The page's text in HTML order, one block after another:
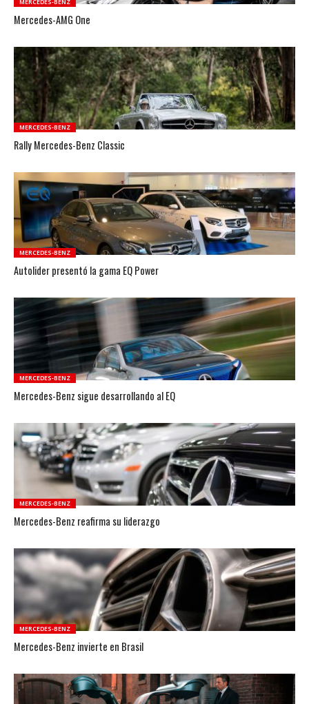
MERCEDES-BENZ
Mercedes-AMG One
MERCEDES-BENZ
Rally Mercedes-Benz Classic
MERCEDES-BENZ
Autolider presentó la gama EQ Power
MERCEDES-BENZ
Mercedes-Benz sigue desarrollando al EQ
MERCEDES-BENZ
Mercedes-Benz reafirma su liderazgo
MERCEDES-BENZ
Mercedes-Benz invierte en Brasil